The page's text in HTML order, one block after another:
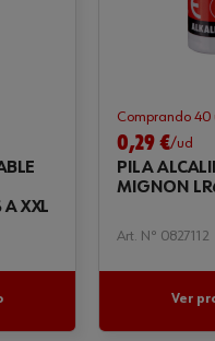
A XXL
Comprando 40
0,29 €/ud
PILA
MIGNON
Art. Nº 0827112
Ver